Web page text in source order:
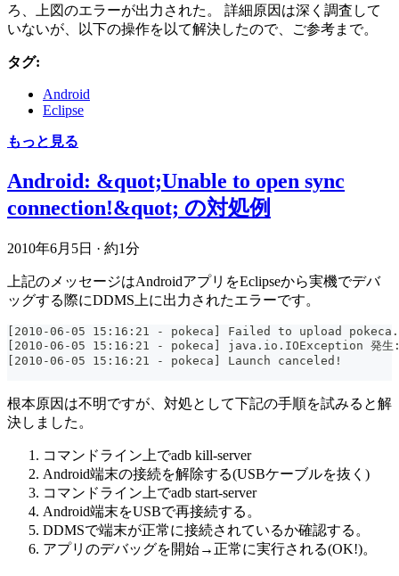
ろ、上図のエラーが出力された。 詳細原因は深く調査して
いないが、以下の操作を以て解決したので、ご参考まで。
タグ:
Android
Eclipse
もっと見る
Android: &quot;Unable to open sync
connection!&quot; の対処例
2010年6月5日 · 約1分
上記のメッセージはAndroidアプリをEclipseから実機でデバ
ッグする際にDDMS上に出力されたエラーです。
[2010-06-05 15:16:21 - pokeca] Failed to upload
[2010-06-05 15:16:21 - pokeca] java.io.IOException 発
[2010-06-05 15:16:21 - pokeca] Launch canceled!
根本原因は不明ですが、対処として下記の手順を試みると解
決しました。
コマンドライン上でadb kill-server
Android端末の接続を解除する(USBケーブルを抜く)
コマンドライン上でadb start-server
Android端末をUSBで再接続する。
DDMSで端末が正常に接続されているか確認する。
アプリのデバッグを開始→正常に実行される(OK!)。